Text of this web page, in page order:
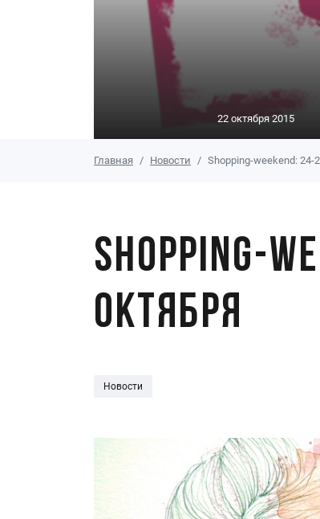
22 октября 2015
Главная Новости Shopping-weekend: 24-
Shopping-
октября
Новости